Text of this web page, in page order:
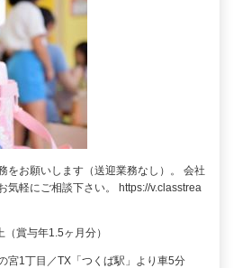
をお願いします（送迎業務なし）。 会社
気軽にご相談下さい。 https://v.classtrea
賞与年1.5ヶ月分）
宮1丁目／TX「つくば駅」より車5分